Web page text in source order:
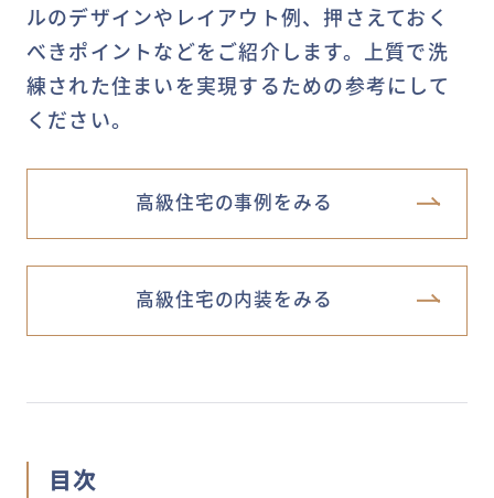
ルのデザインやレイアウト例、押さえておく
べきポイントなどをご紹介します。上質で洗
練された住まいを実現するための参考にして
ください。
高級住宅の事例をみる
高級住宅の内装をみる
目次